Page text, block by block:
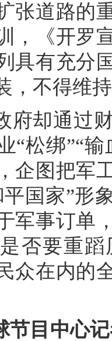
张道路的
，《开罗
具有充分
，不得维
府却通过
“松绑”“
企图把军
平国家”形
军事订单
否要重
众在内的
节目中心